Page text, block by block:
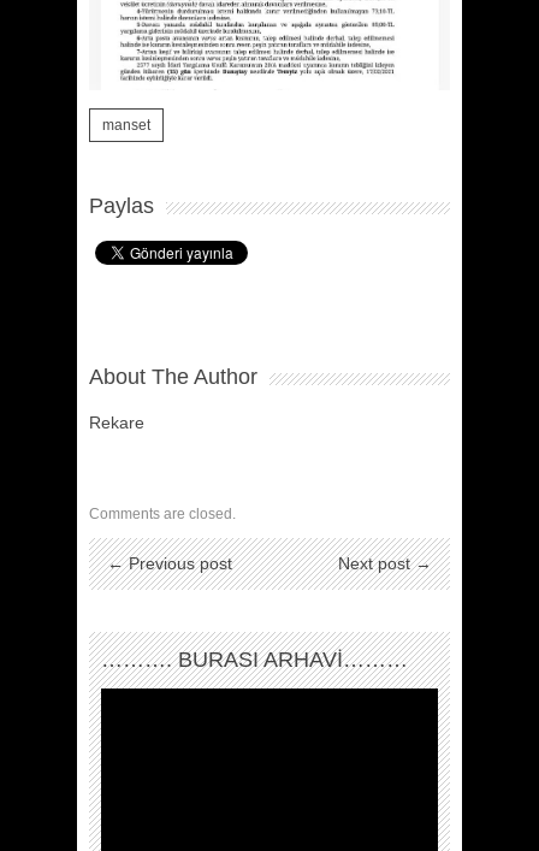
manset
Paylas
About The Author
Rekare
Comments are closed.
← Previous post Next post →
………. BURASI ARHAVİ………